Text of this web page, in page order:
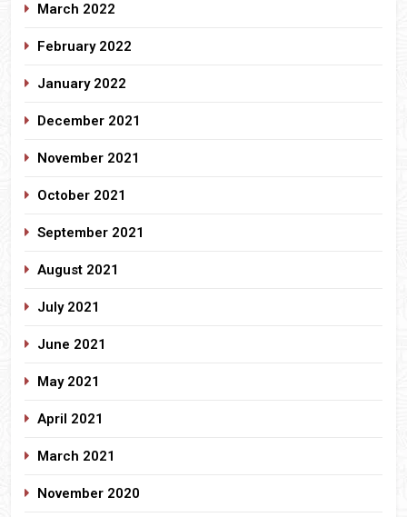
March 2022
February 2022
January 2022
December 2021
November 2021
October 2021
September 2021
August 2021
July 2021
June 2021
May 2021
April 2021
March 2021
November 2020